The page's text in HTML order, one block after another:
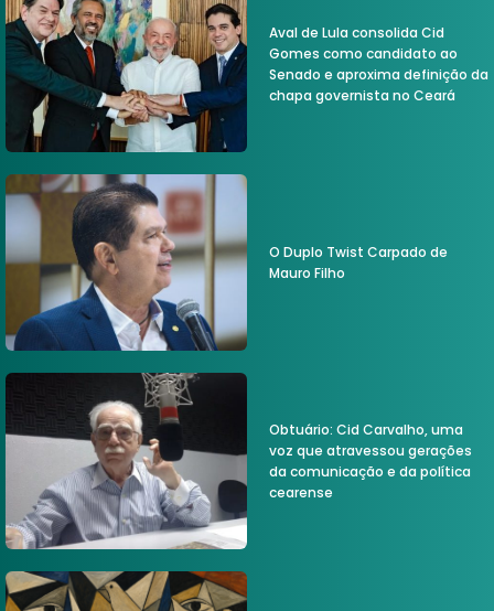
Aval de Lula consolida Cid
Gomes como candidato ao
Senado e aproxima definição da
chapa governista no Ceará
O Duplo Twist Carpado de
Mauro Filho
Obtuário: Cid Carvalho, uma
voz que atravessou gerações
da comunicação e da política
cearense